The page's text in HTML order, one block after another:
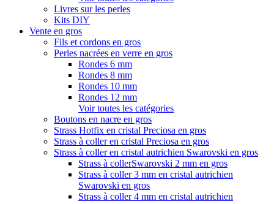
Livres sur les perles
Kits DIY
Vente en gros
Fils et cordons en gros
Perles nacrées en verre en gros
Rondes 6 mm
Rondes 8 mm
Rondes 10 mm
Rondes 12 mm
Voir toutes les catégories
Boutons en nacre en gros
Strass Hotfix en cristal Preciosa en gros
Strass à coller en cristal Preciosa en gros
Strass à coller en cristal autrichien Swarovski en gros
Strass à collerSwarovski 2 mm en gros
Strass à coller 3 mm en cristal autrichien
Swarovski en gros
Strass à coller 4 mm en cristal autrichien